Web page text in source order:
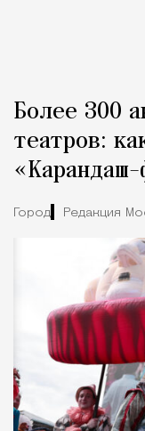
Более 300
театров:
Город Редакция